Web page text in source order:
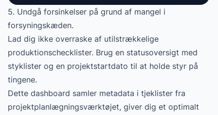
5. Undgå forsinkelser på grund af mangel i
forsyningskæden.
Lad dig ikke overraske af utilstrækkelige
produktionschecklister. Brug en statusoversigt med
styklister og en projektstartdato til at holde styr på
tingene.
Dette dashboard samler metadata i tjeklister fra
projektplanlægningsværktøjet, giver dig et optimalt